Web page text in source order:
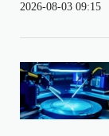
2026-08-03 09:15